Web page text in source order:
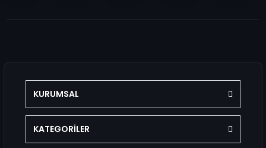
KURUMSAL
KATEGORİLER